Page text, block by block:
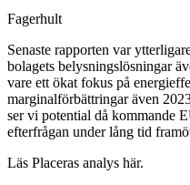
Fagerhult
Senaste rapporten var
bolagets belysningslösningar
vare ett ökat fokus på
marginalförbättringar även
ser vi potential då kommande
efterfrågan under lång tid
Läs Placeras analys här.